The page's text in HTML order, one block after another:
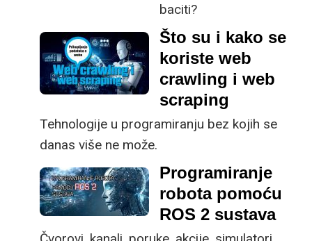
baciti?
Što su i kako se
koriste web
crawling i web
scraping
Tehnologije u programiranju bez kojih se
danas više ne može.
Programiranje
robota pomoću
ROS 2 sustava